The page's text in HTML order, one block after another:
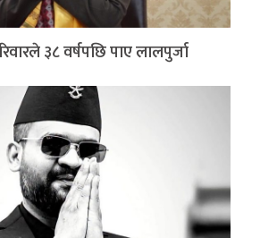
३८ वर्षपछि पाए लालपुर्जा